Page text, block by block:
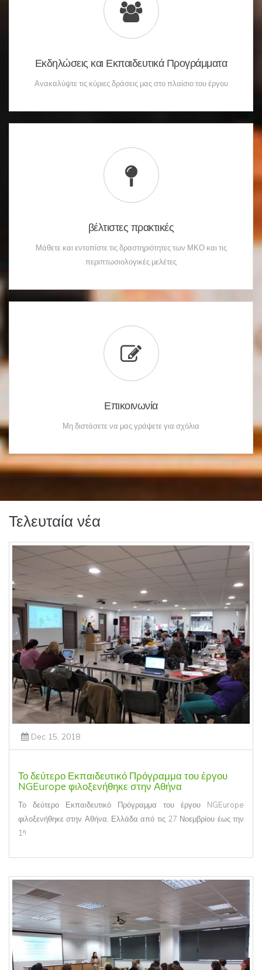
Εκδηλώσεις και Εκπαιδευτικά Προγράμματα
Ανακαλύψτε τις κύριες δράσεις μας στο πλαίσιο του έργου
βέλτιστες πρακτικές
Μάθετε και εντοπίστε τις δραστηριότητες των ΜΚΟ και τις
περιπτωσιολογικές μελέτες
Επικοινωνία
Μη διστάσετε να μας γράψετε για σχόλια
Τελευταία νέα
Dec 15, 2018
Το δεύτερο Εκπαιδευτικό Πρόγραμμα του έργου
NGEurope φιλοξενήθηκε στην Αθήνα
Το δεύτερο Εκπαιδευτικό Πρόγραμμα του έργου NGEurope
φιλοξενήθηκε στην Αθήνα, Ελλάδα από τις 27 Νοεμβρίου έως την
1η